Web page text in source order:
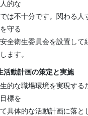
的な
は不十分です。関わる人
守る
全衛生委員会を設置して
ます。
活動計画の策定と実施
的な職場環境を実現する
標を
具体的な活動計画に落と